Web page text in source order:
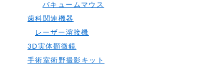
バキュームマウス
歯科関連機器
レーザー溶接機
3D実体顕微鏡
手術室術野撮影キット